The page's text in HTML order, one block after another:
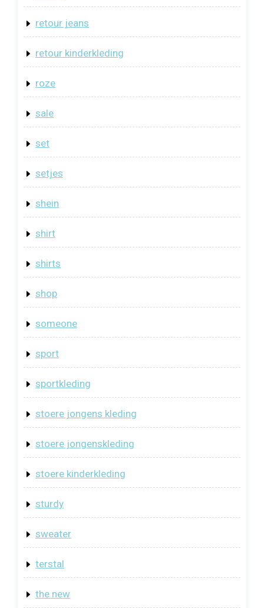
retour jeans
retour kinderkleding
roze
sale
set
setjes
shein
shirt
shirts
shop
someone
sport
sportkleding
stoere jongens kleding
stoere jongenskleding
stoere kinderkleding
sturdy
sweater
terstal
the new